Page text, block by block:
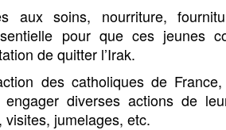
aux soins, nourriture,
pour que ces jeunes
de quitter l’Irak.
des catholiques de
diverses actions de
jumelages, etc.